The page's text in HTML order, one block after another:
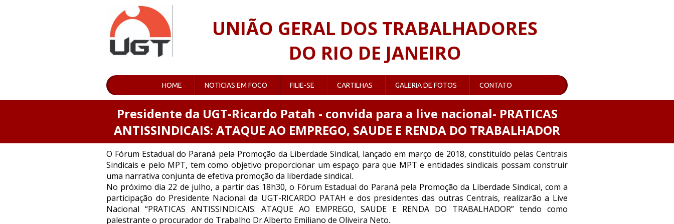
UNIÃO GERAL DOS TRABALHADORES
DO RIO DE JANEIRO
HOME NOTICIAS EM FOCO FILIE-SE CARTILHAS GALERIA DE FOTOS CONTATO
Presidente da UGT-Ricardo Patah - convida para a live nacional- PRATICAS
ANTISSINDICAIS: ATAQUE AO EMPREGO, SAUDE E RENDA DO TRABALHADOR
O Fórum Estadual do Paraná pela Promoção da Liberdade Sindical, lançado em março de 2018, constituído pelas Centrais
Sindicais e pelo MPT, tem como objetivo proporcionar um espaço para que MPT e entidades sindicais possam construir
uma narrativa conjunta de efetiva promoção da liberdade sindical.
No próximo dia 22 de julho, a partir das 18h30, o Fórum Estadual do Paraná pela Promoção da Liberdade Sindical, com a
participação do Presidente Nacional da UGT-RICARDO PATAH e dos presidentes das outras Centrais, realizarão a Live
Nacional “PRATICAS ANTISSINDICAIS: ATAQUE AO EMPREGO, SAUDE E RENDA DO TRABALHADOR” tendo como
palestrante o procurador do Trabalho Dr.Alberto Emiliano de Oliveira Neto.